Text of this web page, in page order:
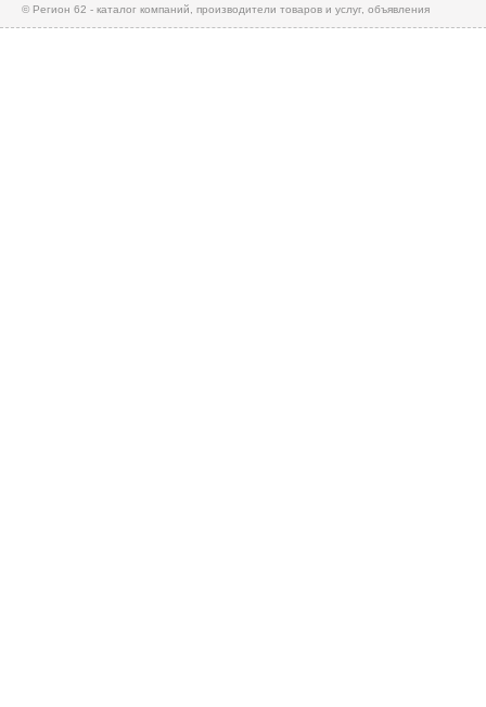
© Регион 62 - каталог компаний, производители товаров и услуг, объявления